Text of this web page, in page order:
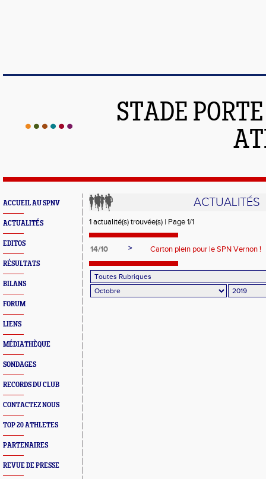
STADE
ACCUEIL AU SPNV
ACTUALITÉS
EDITOS
RÉSULTATS
BILANS
FORUM
LIENS
MÉDIATHÈQUE
SONDAGES
RECORDS DU CLUB
CONTACTEZ NOUS
TOP 20 ATHLETES
PARTENAIRES
REVUE DE PRESSE
ACTUALITÉS
1 actualité(s) trouvée(s) | Page 1/1
14/10 > Carton plein pour le SPN Vernon !